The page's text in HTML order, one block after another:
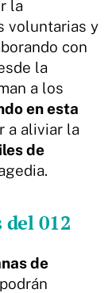
la
voluntarias y
con
la
a los
en esta
a aliviar la
de
012
de